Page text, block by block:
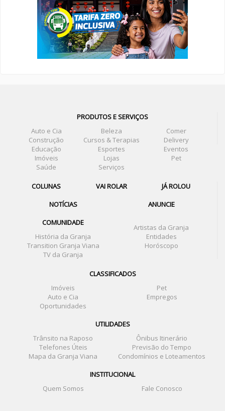
PRODUTOS E SERVIÇOS
Auto e Cia
Beleza
Comer
Construção
Cursos & Terapias
Delivery
Educação
Esportes
Eventos
Imóveis
Lojas
Pet
Saúde
Serviços
COLUNAS VAI ROLAR
JÁ ROLOU
NOTÍCIAS
ANUNCIE
COMUNIDADE
Artistas da Granja
História da Granja
Entidades
Transition Granja Viana
Horóscopo
TV da Granja
CLASSIFICADOS
Imóveis
Pet
Auto e Cia
Empregos
Oportunidades
UTILIDADES
Trânsito na Raposo
Ônibus Itinerário
Telefones Úteis
Previsão do Tempo
Mapa da Granja Viana
Condomínios e Loteamentos
INSTITUCIONAL
Quem Somos
Fale Conosco